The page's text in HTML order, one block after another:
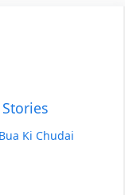
Bua Ki Chudai